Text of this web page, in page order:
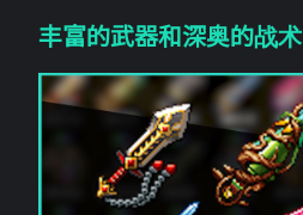
丰富的武器和深奥的战术